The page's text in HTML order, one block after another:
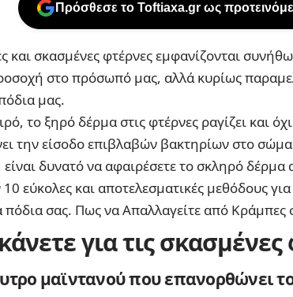
Πρόσθεσε το Toftiaxa.gr ως
και σκασμένες φτέρνεςεμφανίζονται
στο πρόσωπό μας, αλλά κυρίως
μας.
το ξηρό δέρμαστις φτέρνες ραγίζει και
την είσοδο επιβλαβών βακτηρίων στο
δυνατό να αφαιρέσετε το σκληρό
εύκολες και αποτελεσματικές μεθόδους
σας. Πως να Απαλλαγείτε από Κράμπες
για τις
μαϊντανού που επανορθώνει